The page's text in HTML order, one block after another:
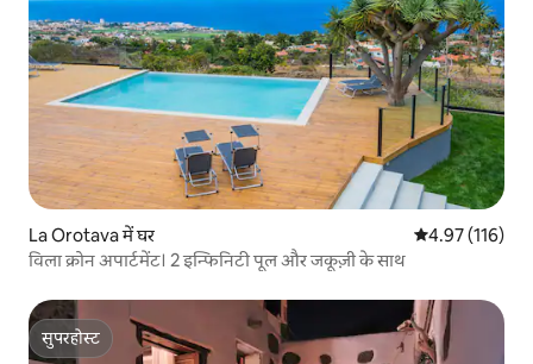
La Orotava में घर औसत रेटिंग 5 में से
4.97 (116)
विला क्रोन अपार्टमेंट। 2 इन्फिनिटी पूल और जकूज़ी के साथ
सुपरहोस्ट
सुपरहोस्ट